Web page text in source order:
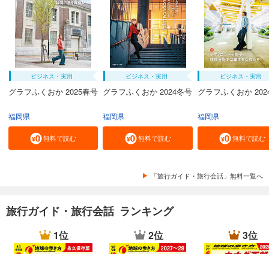
ビジネス・実用
グラフふくおか 2025春号
福岡県
無料で読む
ビジネス・実用
グラフふくおか 2024冬号
福岡県
無料で読む
ビジネス・実用
グラフふくおか
福岡県
無料で読む
「旅行ガイド・旅行会話」無料一覧へ
旅行ガイド・旅行会話 ランキング
1位 2位 3位